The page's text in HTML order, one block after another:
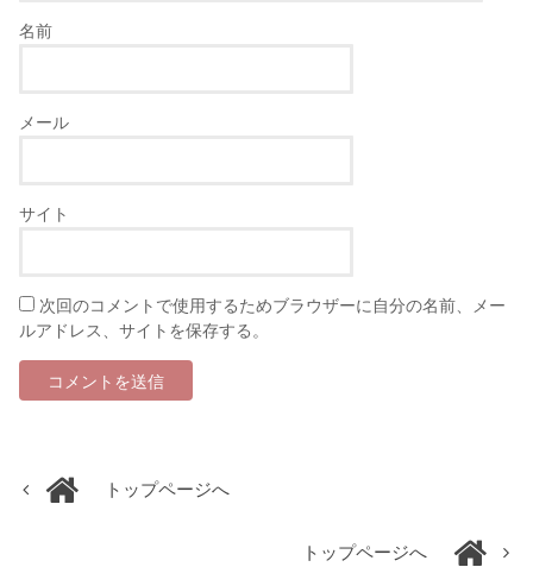
名前
メール
サイト
次回のコメントで使用するためブラウザーに自分の名前、メー
ルアドレス、サイトを保存する。
トップページへ
トップページへ